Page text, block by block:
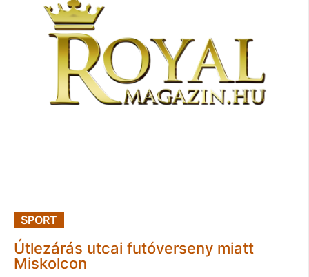
SPORT
Útlezárás utcai futóverseny miatt
Miskolcon